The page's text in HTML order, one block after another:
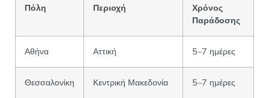
Πόλη Περιοχή
Χρόνος
Παράδοσης
Αθήνα Αττική 5–7 ημέρες
Θεσσαλονίκη Κεντρική Μακεδονία 5–7 ημέρες